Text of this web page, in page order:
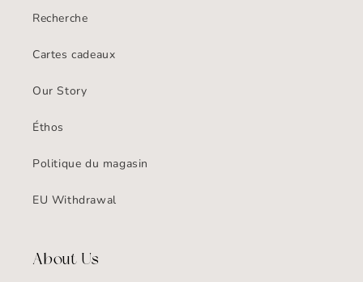
Recherche
Cartes cadeaux
Our Story
Éthos
Politique du magasin
EU Withdrawal
About Us